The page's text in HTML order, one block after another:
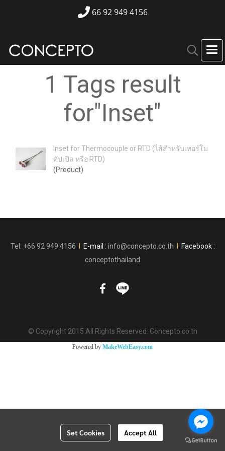
66 92 949 4156
1 Tags result
for"Inset"
Inset for Thermocouple or RTD (ไส้สำหรับเทอร์โม
คัปเปิล หรือ RTD)
(Product)
Tel: +66 92 949 4156 E-mail : info@concepto.co.th
Facebook :
conceptothailand
© Copyright 2015 All Rights Reserved. Concepto.co.th
Powered by MakeWebEasy.com
Set Cookies Accept All